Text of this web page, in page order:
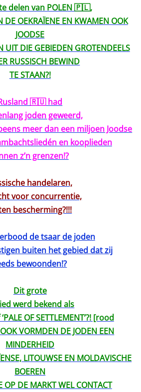
delen van POLEN 🇵🇱,
OEKRAÏENE EN KWAMEN OOK
JOODSE
UIT DIE GEBIEDEN GROTENDEELS
RUSSISCH BEWIND
TE STAAN?!
🇷🇺 had
joden geweerd,
meer dan een miljoen Joodse
en kooplieden
z’n grenzen!?
handelaren,
voor concurrentie,
bescherming?!!!
de tsaar de joden
buiten het gebied dat zij
bewoonden!?
Dit grote
werd bekend als
‘PALE OF SETTLEMENT’?! [rood
VORMDEN DE JODEN EEN
MINDERHEID
LITOUWSE EN MOLDAVISCHE
BOEREN
OP DE MARKT WEL CONTACT